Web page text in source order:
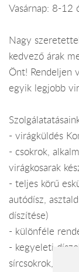
Vasárnap: 8-12
Nagy
kedvező árak
Önt! Rendeljen
egyik legjobb
- virágküldés
- csokrok,
virágkosarak
- teljes körű
autódísz,
díszítése)
- különféle
- kegyeleti
sírcsokrok,